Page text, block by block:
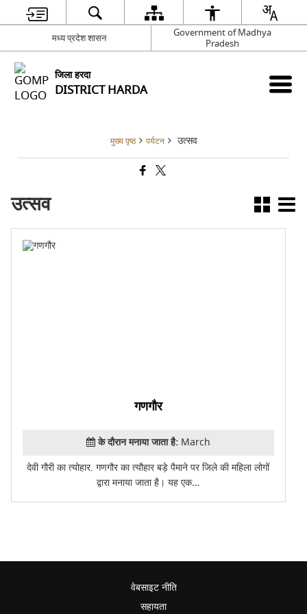
मध्य प्रदेश शासन
Government of Madhya
Pradesh
जिला हरदा
DISTRICT HARDA
मुख्य पृष्ठ पर्यटन उत्सव
उत्सव
गणगौर
के दौरान मनाया जाता है:March
देवी गौरी का त्योहार. गणगौर का त्यौहार बड़े पैमाने पर जिले की महिला लोगों
द्वारा मनाया जाता है। यह एक…
वेबसाइट नीति
सहायता